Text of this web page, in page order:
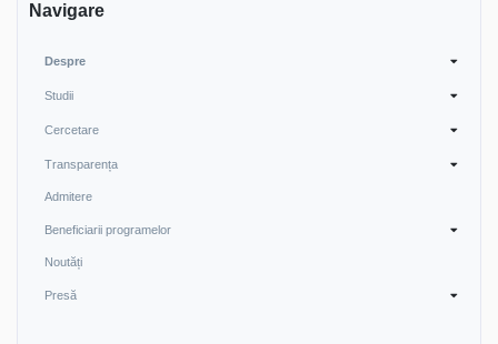
Navigare
Despre
Studii
Cercetare
Transparența
Admitere
Beneficiarii programelor
Noutăți
Presă